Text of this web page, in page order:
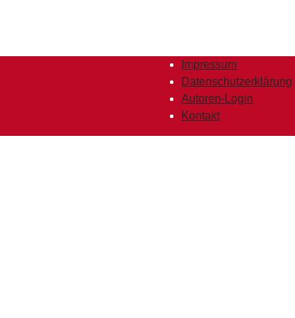
Impressum
Datenschutzerklärung
Autoren-Login
Kontakt